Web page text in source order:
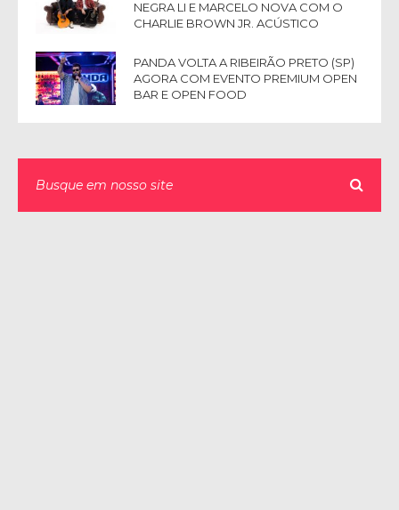
NEGRA LI E MARCELO NOVA COM O
CHARLIE BROWN JR. ACÚSTICO
PANDA VOLTA A RIBEIRÃO PRETO (SP)
AGORA COM EVENTO PREMIUM OPEN
BAR E OPEN FOOD